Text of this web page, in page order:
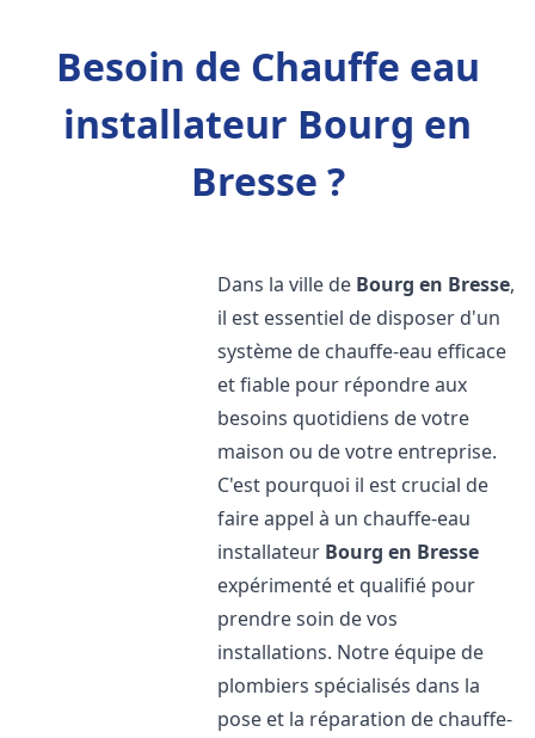
Besoin de Chauffe eau
installateur Bourg en
Bresse ?
Dans la ville de Bourg en Bresse,
il est essentiel de disposer d'un
système de chauffe-eau efficace
et fiable pour répondre aux
besoins quotidiens de votre
maison ou de votre entreprise.
C'est pourquoi il est crucial de
faire appel à un chauffe-eau
installateur Bourg en Bresse
expérimenté et qualifié pour
prendre soin de vos
installations. Notre équipe de
plombiers spécialisés dans la
pose et la réparation de chauffe-